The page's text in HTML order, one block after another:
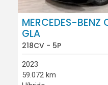
MERCEDES-BENZ
GLA
218CV - 5P
2023
59.072 km